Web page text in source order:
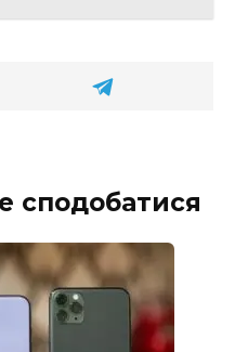
сподобатися